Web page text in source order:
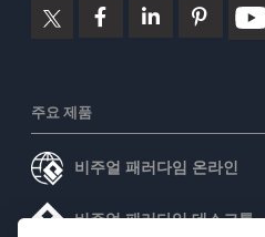
주요 제품
비주얼 패러다임 온라인
비주얼 패러다임 데스크톱